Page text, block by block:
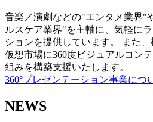
音楽／演劇などの"エンタメ業界"
ルスケア業界"を主軸に、気軽に
ションを提供しています。 また
仮想市場に360度ビジュアルコン
組みを構築支援いたします。
360°プレゼンテーション事業につ
NEWS